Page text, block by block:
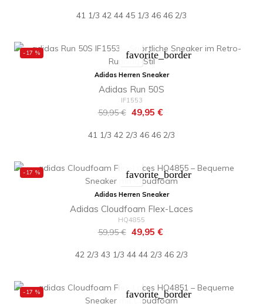
41 1/3 42 44 45 1/3 46 46 2/3
-17 % favorite_border
Adidas Herren Sneaker
Adidas Run 50S
IF1553
Regulärer
59,95 € Preis
49,95 €
41 1/3 42 2/3 46 46 2/3
-17 % favorite_border
Adidas Herren Sneaker
Adidas Cloudfoam Flex-Laces
HQ4855
Regulärer
59,95 € Preis
49,95 €
42 2/3 43 1/3 44 44 2/3 46 2/3
-17 % favorite_border